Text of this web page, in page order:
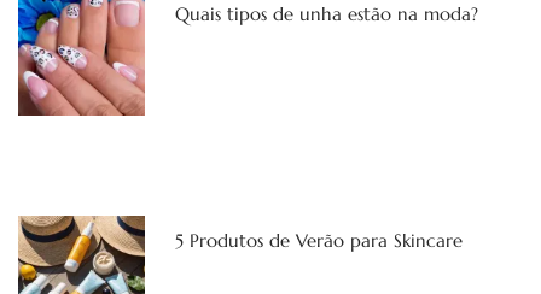
Quais tipos de unha estão na moda?
5 Produtos de Verão para Skincare